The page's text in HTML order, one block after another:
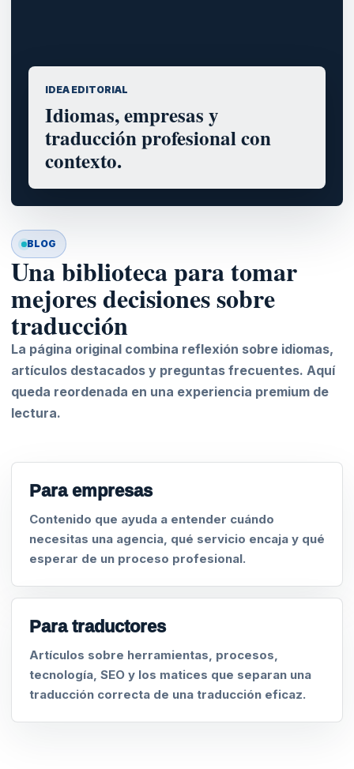
IDEA EDITORIAL
Idiomas, empresas y
traducción profesional con
contexto.
BLOG
Una biblioteca para tomar
mejores decisiones sobre
traducción
La página original combina reflexión sobre idiomas,
artículos destacados y preguntas frecuentes. Aquí
queda reordenada en una experiencia premium de
lectura.
Para empresas
Contenido que ayuda a entender cuándo
necesitas una agencia, qué servicio encaja y qué
esperar de un proceso profesional.
Para traductores
Artículos sobre herramientas, procesos,
tecnología, SEO y los matices que separan una
traducción correcta de una traducción eficaz.